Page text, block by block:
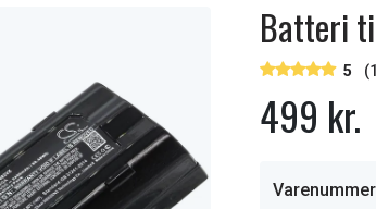
Batteri
5
499 kr.